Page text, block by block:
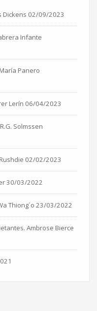
Dickens 02/09/2023
Infante
Panero
Lerín 06/04/2023
Solmssen
02/02/2023
30/03/2022
Thiong´o 23/03/2022
Ambrose Bierce